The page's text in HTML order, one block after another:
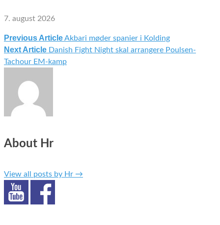
7. august 2026
Indlægsnavigation
Previous ArticleAkbari møder spanier i Kolding
Next Article Danish Fight Night skal arrangere Poulsen-
Tachour EM-kamp
About Hr
View all posts by Hr →